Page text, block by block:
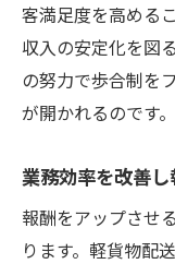
客満足度を高める
収入の安定化を図
の努力で歩合制を
が開かれるのです。
業務効率を改善
報酬をアップさせ
ります。軽貨物配